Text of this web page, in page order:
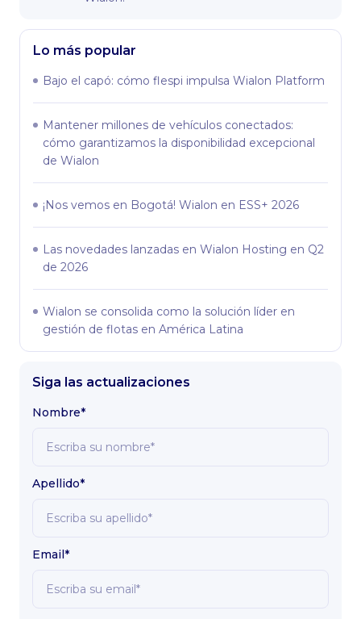
Lo más popular
Bajo el capó: сómo flespi impulsa Wialon Platform
Mantener millones de vehículos conectados:
cómo garantizamos la disponibilidad excepcional
de Wialon
¡Nos vemos en Bogotá! Wialon en ESS+ 2026
Las novedades lanzadas en Wialon Hosting en Q2
de 2026
Wialon se consolida como la solución líder en
gestión de flotas en América Latina
Siga las actualizaciones
Nombre*
Apellido*
Email*